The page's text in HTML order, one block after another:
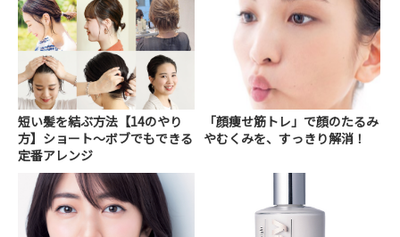
短い髪を結ぶ方法【14のやり
方】ショート～ボブでもできる
定番アレンジ
「顔痩せ筋トレ」で顔のたるみ
やむくみを、すっきり解消！